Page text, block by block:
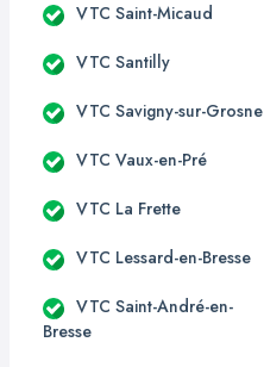
VTC Saint-Micaud
VTC Santilly
VTC Savigny-sur-Grosne
VTC Vaux-en-Pré
VTC La Frette
VTC Lessard-en-Bresse
VTC Saint-André-en-
Bresse